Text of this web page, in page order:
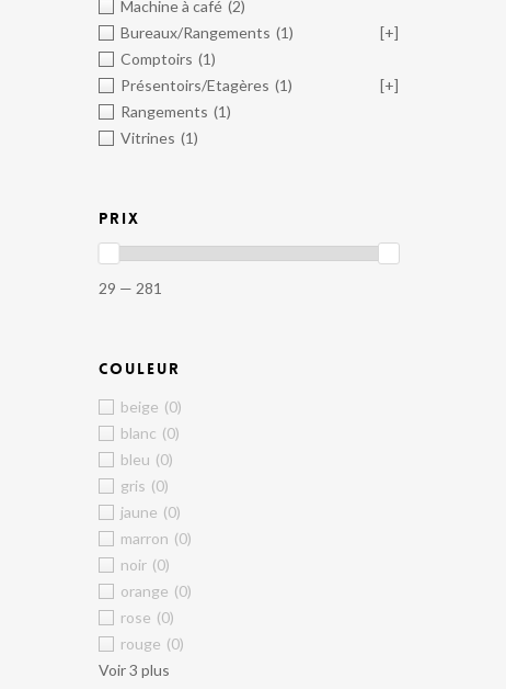
Machine à café (2)
Bureaux/Rangements (1)
[+]
Comptoirs (1)
Présentoirs/Etagères (1)
[+]
Rangements (1)
Vitrines (1)
PRIX
29 — 281
COULEUR
beige (0)
blanc (0)
bleu (0)
gris (0)
jaune (0)
marron (0)
noir (0)
orange (0)
rose (0)
rouge (0)
Voir 3 plus